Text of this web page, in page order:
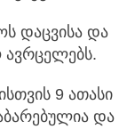
დაცვისა და
ავრცელებს.
9 ათასი
და